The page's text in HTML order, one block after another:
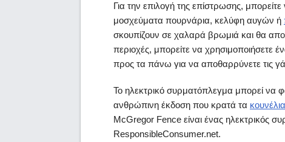
Για την επιλογή της επίστρωσης,
μοσχεύματα πουρνάρια, κελύφη αυγών ή
σκουπίζουν σε χαλαρά βρωμιά και θα
περιοχές, μπορείτε να χρησιμοποιήσετε
προς τα πάνω για να αποθαρρύνετε τις
Το ηλεκτρικό συρματόπλεγμα μπορεί να
ανθρώπινη έκδοση που κρατά τα κουνέλια
McGregor Fence είναι ένας ηλεκτρικός
ResponsibleConsumer.net.